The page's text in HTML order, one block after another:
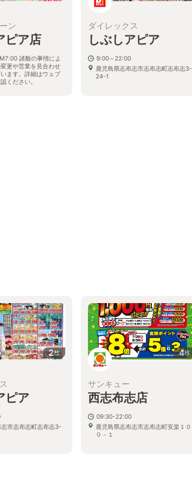
ン
ピア店
諸般の事情によ
更や営業を見合わせ
ます。詳細はウェブ
ください。
ダイレックス
しぶしアピア
9:00～22:00
鹿児島県志布志市志布志町志布志3-
24-1
2枚
ピア
志市志布志町志布志3-
4枚
サンキュー
西志布志店
09:30-22:00
鹿児島県志布志市志布志町安楽１０
０－１